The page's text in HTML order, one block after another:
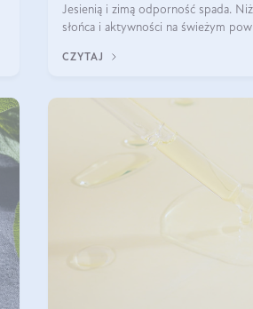
Jesienią i zimą odporność spada.
słońca i aktywności na świeżym
wspierać układ immunologiczny. Co
CZYTAJ